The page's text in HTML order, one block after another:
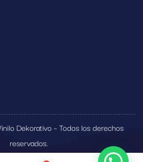
Dekorativo – Todos los derechos
reservados.